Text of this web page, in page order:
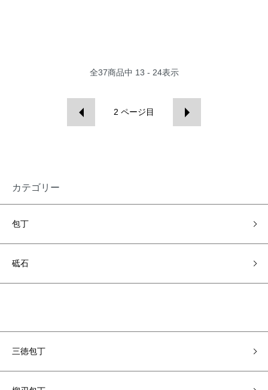
全37商品中 13 - 24表示
2 ページ目
カテゴリー
包丁
砥石
三徳包丁